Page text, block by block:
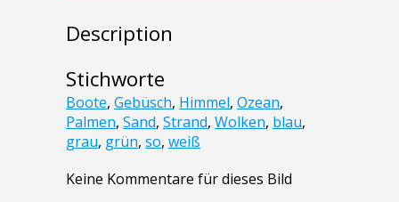
Description
Stichworte
Boote, Gebüsch, Himmel, Ozean,
Palmen, Sand, Strand, Wolken, blau,
grau, grün, so, weiß
Keine Kommentare für dieses Bild